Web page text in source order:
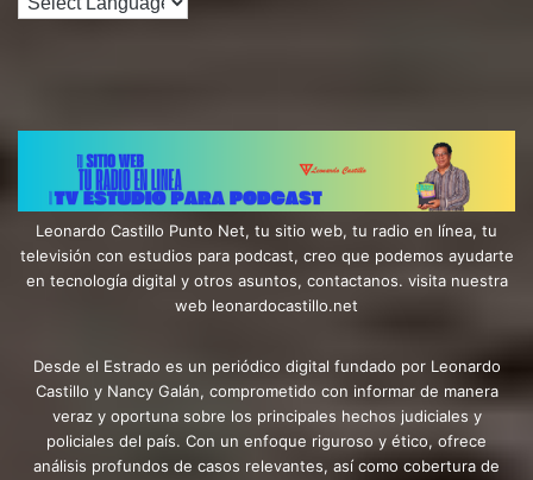
Leonardo Castillo Punto Net, tu sitio web, tu radio en línea, tu
televisión con estudios para podcast, creo que podemos ayudarte
en tecnología digital y otros asuntos, contactanos. visita nuestra
web leonardocastillo.net
Desde el Estrado es un periódico digital fundado por Leonardo
Castillo y Nancy Galán, comprometido con informar de manera
veraz y oportuna sobre los principales hechos judiciales y
policiales del país. Con un enfoque riguroso y ético, ofrece
análisis profundos de casos relevantes, así como cobertura de